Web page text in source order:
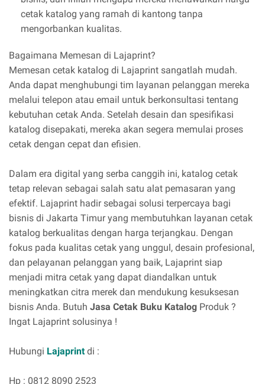
cetak katalog yang ramah di kantong tanpa
mengorbankan kualitas.
Bagaimana Memesan di Lajaprint?
Memesan cetak katalog di Lajaprint sangatlah mudah.
Anda dapat menghubungi tim layanan pelanggan mereka
melalui telepon atau email untuk berkonsultasi tentang
kebutuhan cetak Anda. Setelah desain dan spesifikasi
katalog disepakati, mereka akan segera memulai proses
cetak dengan cepat dan efisien.
Dalam era digital yang serba canggih ini, katalog cetak
tetap relevan sebagai salah satu alat pemasaran yang
efektif. Lajaprint hadir sebagai solusi terpercaya bagi
bisnis di Jakarta Timur yang membutuhkan layanan cetak
katalog berkualitas dengan harga terjangkau. Dengan
fokus pada kualitas cetak yang unggul, desain profesional,
dan pelayanan pelanggan yang baik, Lajaprint siap
menjadi mitra cetak yang dapat diandalkan untuk
meningkatkan citra merek dan mendukung kesuksesan
bisnis Anda. Butuh Jasa Cetak Buku Katalog Produk ?
Ingat Lajaprint solusinya !
Hubungi Lajaprintdi :
Hp : 0812 8090 2523